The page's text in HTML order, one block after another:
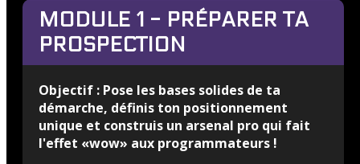
MODULE 1 - PRÉPARER TA
PROSPECTION
Objectif : Pose les bases solides de ta
démarche, définis ton positionnement
unique et construis un arsenal pro qui fait
l'effet «wow» aux programmateurs !